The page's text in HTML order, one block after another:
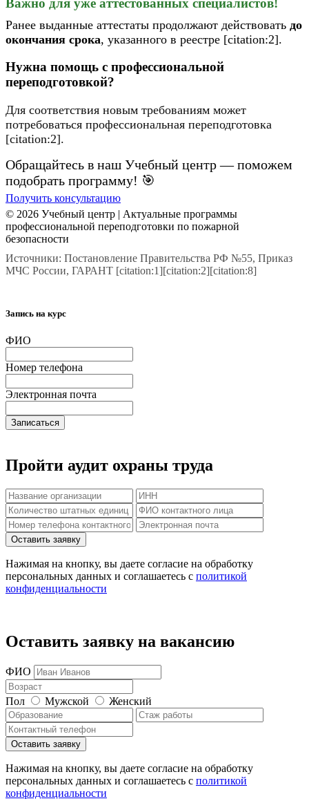
Ранее выданные аттестаты продолжают действовать до
окончания срока, указанного в реестре [citation:2].
Нужна помощь с профессиональной
переподготовкой?
Для соответствия новым требованиям может
потребоваться профессиональная переподготовка
[citation:2].
Обращайтесь в наш Учебный центр — поможем
подобрать программу! 🎯
Получить консультацию
© 2026 Учебный центр | Актуальные программы
профессиональной переподготовки по пожарной
безопасности
Источники: Постановление Правительства РФ №55, Приказ
МЧС России, ГАРАНТ [citation:1][citation:2][citation:8]
Запись на курс
ФИО
Номер телефона
Электронная почта
Записаться
Пройти аудит охраны труда
Нажимая на кнопку, вы даете согласие на обработку
персональных данных и соглашаетесь c политикой
конфиденциальности
Оставить заявку на вакансию
ФИО
Пол Мужской Женский
Нажимая на кнопку, вы даете согласие на обработку
персональных данных и соглашаетесь c политикой
конфиденциальности